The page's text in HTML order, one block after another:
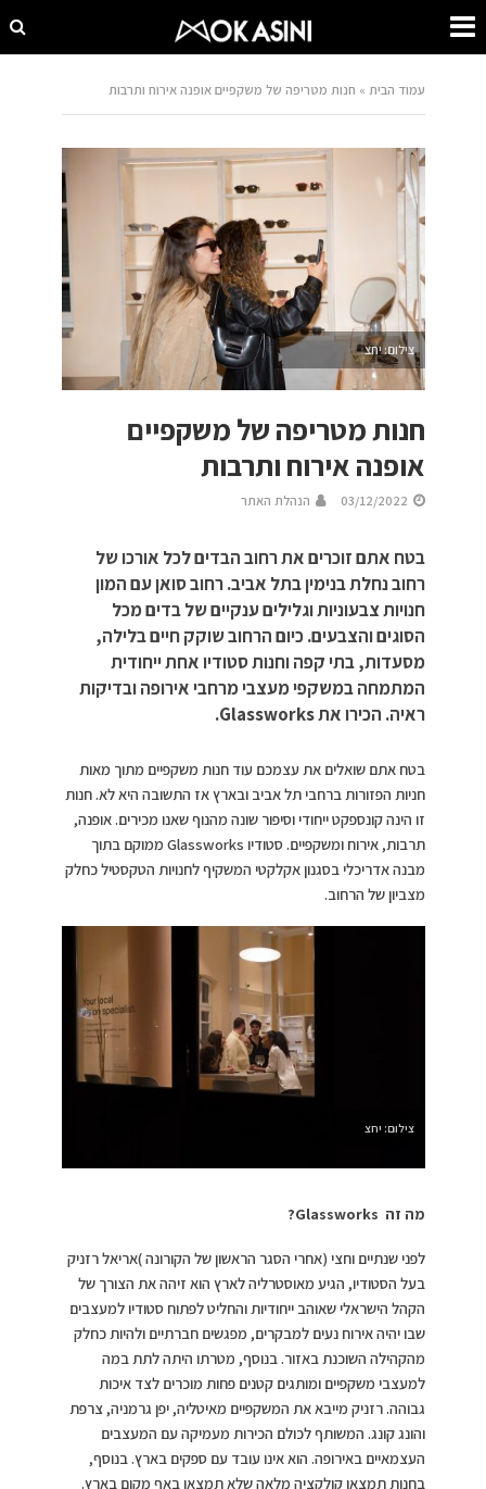
עמוד הבית » חנות מטריפה של משקפיים אופנה אירוח ותרבות
צילום: יחצ
חנות מטריפה של משקפיים
אופנה אירוח ותרבות
03/12/2022 הנהלת האתר
בטח אתם זוכרים את רחוב הבדים לכל אורכו של
רחוב נחלת בנימין בתל אביב. רחוב סואן עם המון
חנויות צבעוניות וגלילים ענקיים של בדים מכל
הסוגים והצבעים. כיום הרחוב שוקק חיים בלילה,
מסעדות, בתי קפה וחנות סטודיו אחת ייחודית
המתמחה במשקפי מעצבי מרחבי אירופה ובדיקות
ראיה. הכירו את Glassworks.
בטח אתם שואלים את עצמכם עוד חנות משקפיים מתוך מאות
חניות הפזורות ברחבי תל אביב ובארץ אז התשובה היא לא. חנות
זו הינה קונספקט ייחודי וסיפור שונה מהנוף שאנו מכירים. אופנה,
תרבות, אירוח ומשקפיים. סטודיו Glassworks ממוקם בתוך
מבנה אדריכלי בסגנון אקלקטי המשקיף לחנויות הטקסטיל כחלק
מצביון של הרחוב.
צילום: יחצ
מה זה Glassworks?
לפני שנתיים וחצי (אחרי הסגר הראשון של הקורונה )אריאל רזניק
בעל הסטודיו, הגיע מאוסטרליה לארץ הוא זיהה את הצורך של
הקהל הישראלי שאוהב ייחודיות והחליט לפתוח סטודיו למעצבים
שבו יהיה אירוח נעים למבקרים, מפגשים חברתיים ולהיות כחלק
מהקהילה השוכנת באזור. בנוסף, מטרתו היתה לתת במה
למעצבי משקפיים ומותגים קטנים פחות מוכרים לצד איכות
גבוהה. רזניק מייבא את המשקפיים מאיטליה, יפן גרמניה, צרפת
והונג קונג. המשותף לכולם הכירות מעמיקה עם המעצבים
העצמאיים באירופה. הוא אינו עובד עם ספקים בארץ. בנוסף,
בחנות תמצאו קולקציה מלאה שלא תמצאו באף מקום בארץ.